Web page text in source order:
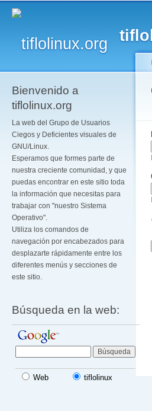
Bienvenido a
tiflolinux.org
La web del Grupo de Usuarios
Ciegos y Deficientes visuales de
GNU/Linux.
Esperamos que formes parte de
nuestra creciente comunidad, y que
puedas encontrar en este sitio toda
la información que necesitas para
trabajar con "nuestro Sistema
Operativo".
Utiliza los comandos de
navegación por encabezados para
desplazarte rápidamente entre los
diferentes menús y secciones de
este sitio.
Búsqueda en la web:
Web tiflolinux